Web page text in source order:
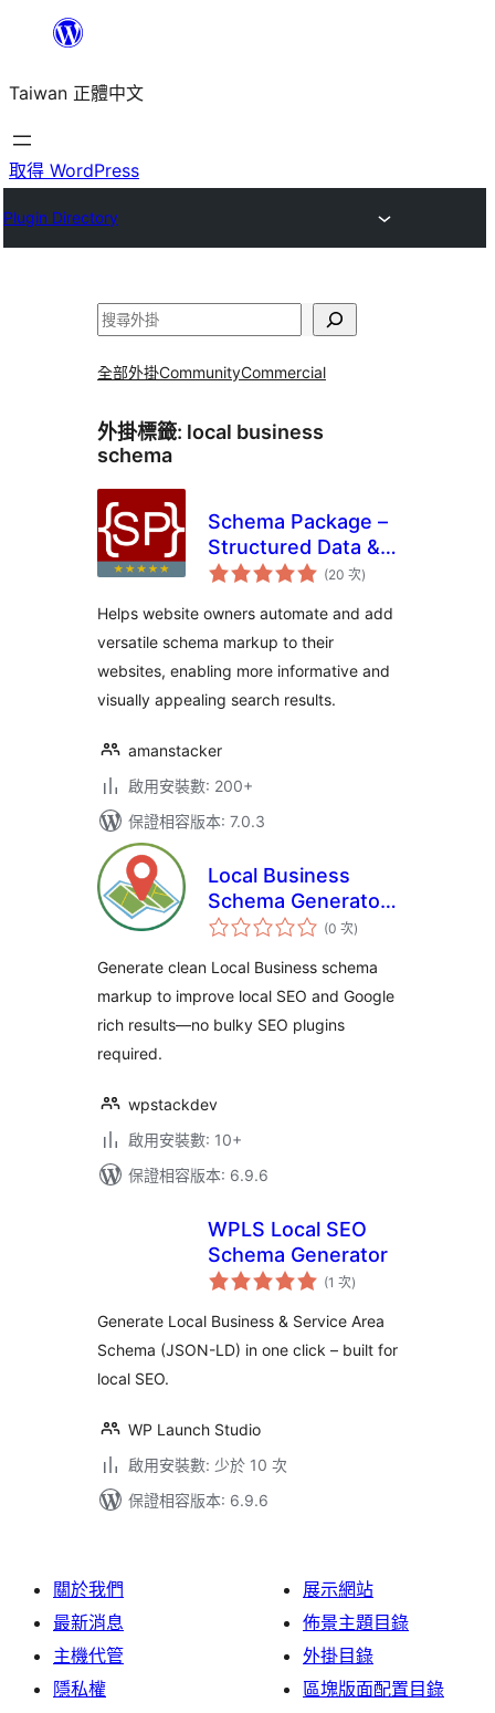
主
要
內
Taiwan 正體中文
取得 WordPress
Plugin Directory
搜
全部外掛CommunityCommercial
外掛標籤: local business
schema
Schema Package –
Structured Data &
Rich Snippets Tool
(20 次評
分
數
)
Helps website owners automate and add
versatile schema markup to their
websites, enabling more informative and
visually appealing search results.
amanstacker
啟用安裝數: 200+
保證相容版本: 7.0.3
Local Business
Schema Generator
by StackDev(0 次評
分
數
)
Generate clean Local Business schema
markup to improve local SEO and Google
rich results—no bulky SEO plugins
required.
wpstackdev
啟用安裝數: 10+
保證相容版本: 6.9.6
WPLS Local SEO
Schema Generator
(1 次評
分
數
)
Generate Local Business & Service Area
Schema (JSON-LD) in one click – built for
local SEO.
WP Launch Studio
啟用安裝數: 少於 10 次
保證相容版本: 6.9.6
關於我們
最新消息
主機代管
隱私權
展示網站
佈景主題目錄
外掛目錄
區塊版面配置目錄